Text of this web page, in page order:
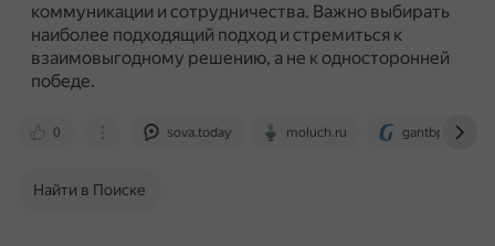
коммуникации и сотрудничества. Важно выбирать
наиболее подходящий подход и стремиться к
взаимовыгодному решению, а не к односторонней
победе.
0 sova.today moluch.ru gantbpm.ru
Найти в Поиске